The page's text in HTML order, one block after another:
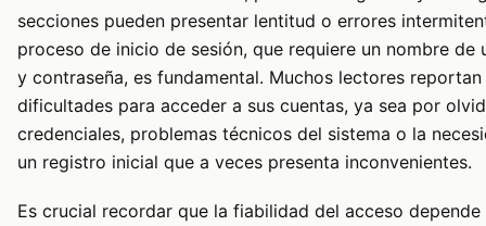
secciones pueden presentar lentitud o errores
proceso de inicio de sesión, que requiere un nombre de
y contraseña, es fundamental. Muchos lectores reportan
dificultades para acceder a sus cuentas, ya sea por
credenciales, problemas técnicos del sistema o la
un registro inicial que a veces presenta inconvenientes.
Es crucial recordar que la fiabilidad del acceso depende